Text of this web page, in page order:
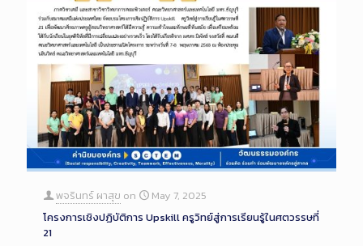
พจรินทร์ ผาสุข on
May 7, 2025
โครงการเชิงปฏิบัติการ Upskill ครูวิทย์สู่การเรียนรู้ในศตวรรษที่
21